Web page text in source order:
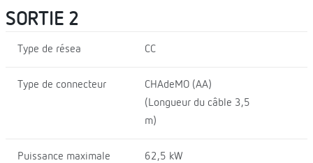
SORTIE 2
Type de résea CC
Type de connecteur
CHAdeMO (AA)
(Longueur du câble 3,5
m)
Puissance maximale 62,5 kW